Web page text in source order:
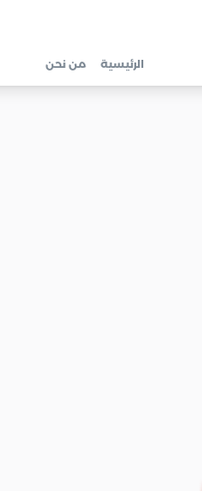
الرئيسية من نحن